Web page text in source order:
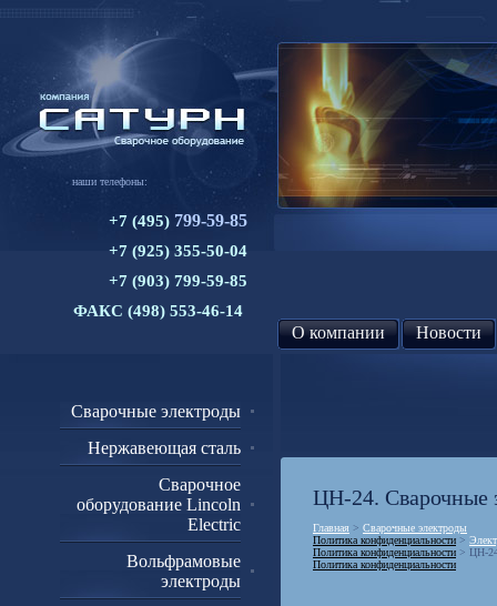
наши телефоны:
+7 (495) 799-59-85
+7 (925) 355-50-04
+7 (903) 799-59-85
ФАКС (498) 553-46-14
О компании Новости
Сварочные электроды
Нержавеющая сталь
Сварочное
оборудование Lincoln
Electric
Вольфрамовые
электроды
ЦН-24. Сварочные
Главная > Сварочные электроды
Политика конфиденциальности >
Политика конфиденциальности > ЦН-
Политика конфиденциальности